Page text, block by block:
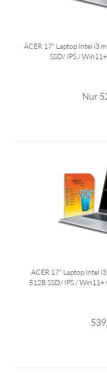
ACER 17" Laptop Intel i3
SSD/ IPS /
Nur
ACER 17" Laptop Intel
512B SSD/ IPS /